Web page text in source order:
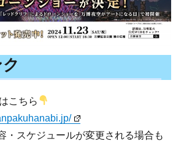
こちら
・スケジュールが変更される場合も